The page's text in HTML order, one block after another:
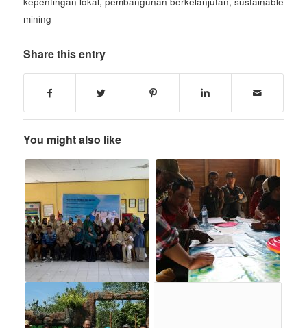
mining
Share this entry
You might also like